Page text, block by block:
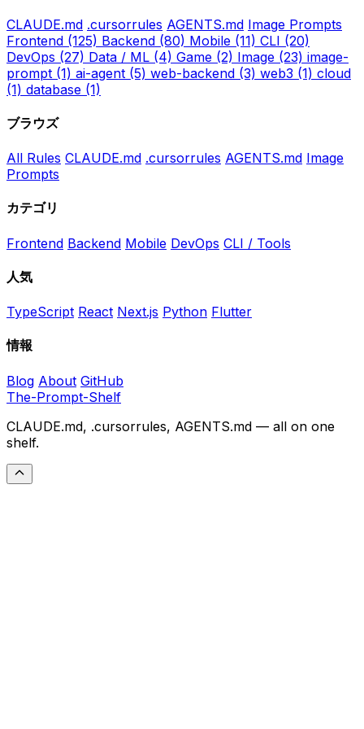
CLAUDE.md .cursorrules AGENTS.md Image Prompts
Frontend (125) Backend (80) Mobile (11) CLI (20)
DevOps (27) Data / ML (4) Game (2) Image (23) image-
prompt (1) ai-agent (5) web-backend (3) web3 (1) cloud
(1) database (1)
ブラウズ
All Rules CLAUDE.md .cursorrules AGENTS.md Image
Prompts
カテゴリ
Frontend Backend Mobile DevOps CLI / Tools
人気
TypeScript React Next.js Python Flutter
情報
Blog About GitHub
The-Prompt-Shelf
CLAUDE.md, .cursorrules, AGENTS.md — all on one
shelf.